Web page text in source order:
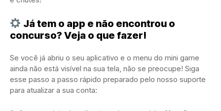
Já tem o app e não encontrou o
concurso? Veja o que fazer!
Se você já abriu o seu aplicativo e o menu do mini game
ainda não está visível na sua tela, não se preocupe! Siga
esse passo a passo rápido preparado pelo nosso suporte
para atualizar a sua conta: